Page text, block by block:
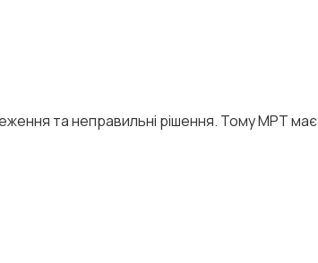
та неправильні рішення. Тому МРТ має